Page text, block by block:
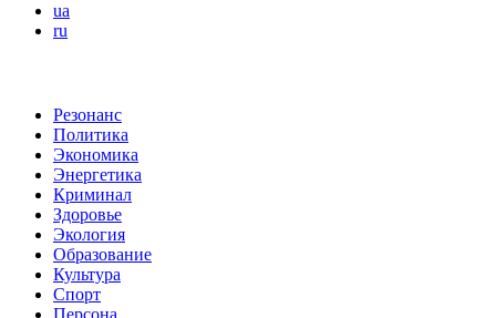
ua
ru
Резонанс
Политика
Экономика
Энергетика
Криминал
Здоровье
Экология
Образование
Культура
Спорт
Персона